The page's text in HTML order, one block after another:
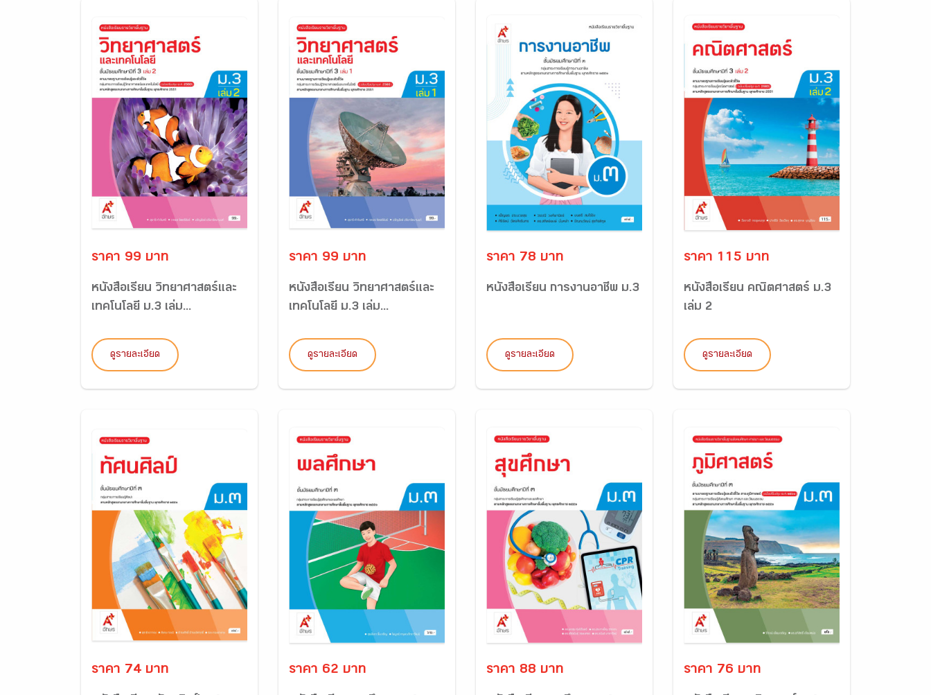
ราคา 99 บาท
หนังสือเรียน วิทยาศาสตร์และ
เทคโนโลยี ม.3 เล่ม...
ดูรายละเอียด
ราคา 99 บาท
หนังสือเรียน วิทยาศาสตร์และ
เทคโนโลยี ม.3 เล่ม...
ดูรายละเอียด
ราคา 78 บาท
หนังสือเรียน การงานอาชีพ ม.3
ดูรายละเอียด
ราคา 115 บาท
หนังสือเรียน คณิตศาสตร์ ม.3
เล่ม 2
ดูรายละเอียด
ราคา 74 บาท ราคา 62 บาท ราคา 88 บาท ราคา 76 บาท